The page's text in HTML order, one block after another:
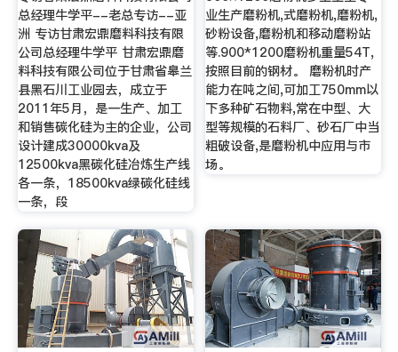
总经理牛学平--老总专访--亚
洲 专访甘肃宏鼎磨料科技有限
公司总经理牛学平 甘肃宏鼎磨
料科技有限公司位于甘肃省皋兰
县黑石川工业园去，成立于
2011年5月，是一生产、加工
和销售碳化硅为主的企业，公司
设计建成30000kva及
12500kva黑碳化硅冶炼生产线
各一条，18500kva绿碳化硅线
一条，段
业生产磨粉机,式磨粉机,磨粉机,
砂粉设备,磨粉机和移动磨粉站
等.900*1200磨粉机重量54T,
按照目前的钢材。 磨粉机时产
能力在吨之间,可加工750mm以
下多种矿石物料,常在中型、大
型等规模的石料厂、砂石厂中当
粗破设备,是磨粉机中应用与市
场。